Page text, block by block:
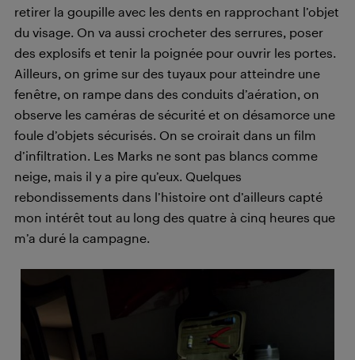
retirer la goupille avec les dents en rapprochant l’objet
du visage. On va aussi crocheter des serrures, poser
des explosifs et tenir la poignée pour ouvrir les portes.
Ailleurs, on grime sur des tuyaux pour atteindre une
fenêtre, on rampe dans des conduits d’aération, on
observe les caméras de sécurité et on désamorce une
foule d’objets sécurisés. On se croirait dans un film
d’infiltration. Les Marks ne sont pas blancs comme
neige, mais il y a pire qu’eux. Quelques
rebondissements dans l’histoire ont d’ailleurs capté
mon intérêt tout au long des quatre à cinq heures que
m’a duré la campagne.